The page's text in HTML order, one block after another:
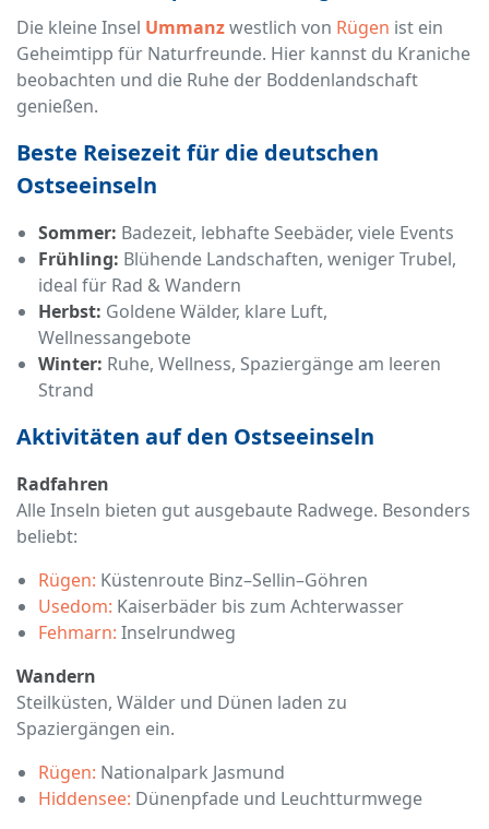
Die kleine Insel Ummanzwestlich von Rügen ist ein
Geheimtipp für Naturfreunde. Hier kannst du Kraniche
beobachten und die Ruhe der Boddenlandschaft
genießen.
Beste Reisezeit für die deutschen
Ostseeinseln
Sommer: Badezeit, lebhafte Seebäder, viele Events
Frühling: Blühende Landschaften, weniger Trubel,
ideal für Rad & Wandern
Herbst: Goldene Wälder, klare Luft,
Wellnessangebote
Winter: Ruhe, Wellness, Spaziergänge am leeren
Strand
Aktivitäten auf den Ostseeinseln
Radfahren
Alle Inseln bieten gut ausgebaute Radwege. Besonders
beliebt:
Rügen: Küstenroute Binz–Sellin–Göhren
Usedom: Kaiserbäder bis zum Achterwasser
Fehmarn: Inselrundweg
Wandern
Steilküsten, Wälder und Dünen laden zu
Spaziergängen ein.
Rügen: Nationalpark Jasmund
Hiddensee: Dünenpfade und Leuchtturmwege